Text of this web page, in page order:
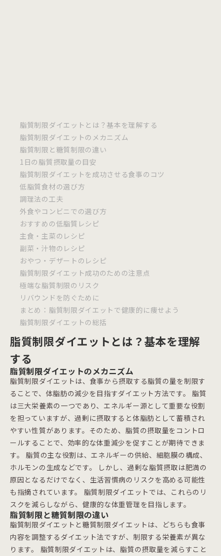
脂質制限ダイエットとは？基本を理解する
脂質制限ダイエットのメカニズム
脂質制限と糖質制限の違い
1日の脂質摂取量の目安
脂質制限ダイエットを成功させる食事のコツ
低脂質食材の選び方
調理法の工夫
外食やコンビニでの選び方
おすすめの低脂質レシピ
主食・主菜のレシピ
副菜・汁物のレシピ
おやつ・デザートのレシピ
脂質制限ダイエット成功のための注意点
極端な脂質制限のリスク
リバウンドを防ぐために
まとめ：脂質制限ダイエットで健康的に痩せよう
脂質制限ダイエットの総括
脂質制限ダイエットとは？基本を理解
する
脂質制限ダイエットのメカニズム
脂質制限ダイエットは、食事から摂取する脂質の量を制限す
ることで、体脂肪の減少を目指すダイエット方法です。 脂質
は三大栄養素の一つであり、エネルギー源として重要な役割
を担っていますが、過剰に摂取すると体脂肪として蓄積され
やすい性質があります。そのため、脂質の摂取量をコントロ
ールすることで、効率的な体重減少を促すことが期待できま
す。 脂質の主な役割は、エネルギーの供給、細胞膜の構成、
ホルモンの生成などです。 しかし、過剰な脂質摂取は肥満の
原因となるだけでなく、生活習慣病のリスクを高める可能性
も指摘されています。 脂質制限ダイエットでは、これらのリ
スクを減らしながら、健康的な体重管理を目指します。
脂質制限と糖質制限の違い
脂質制限ダイエットと糖質制限ダイエットは、どちらも食事
内容を調整するダイエット法ですが、制限する栄養素が異な
ります。 脂質制限ダイエットは、脂質の摂取量を減らすこと